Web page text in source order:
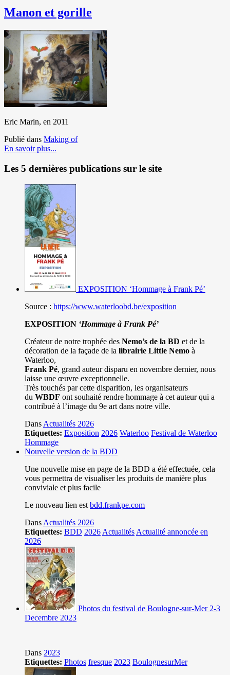
Manon et gorille
Eric Marin, en 2011
Publié dans Making of
En savoir plus...
Les 5 dernières publications sur le site
EXPOSITION ‘Hommage à Frank Pé’
Source : https://www.waterloobd.be/exposition
EXPOSITION ‘Hommage à Frank Pé’
Créateur de notre trophée des Nemo’s de la BD et de la
décoration de la façade de la librairie Little Nemo à
Waterloo,
Frank Pé, grand auteur disparu en novembre dernier, nous
laisse une œuvre exceptionnelle.
Très touchés par cette disparition, les organisateurs
du WBDF ont souhaité rendre hommage à cet auteur qui a
contribué à l’image du 9e art dans notre ville.
Dans Actualités 2026
Etiquettes: Exposition 2026 Waterloo Festival de Waterloo
Hommage
Nouvelle version de la BDD
Une nouvelle mise en page de la BDD a été effectuée, cela
vous permettra de visualiser les produits de manière plus
conviviale et plus facile
Le nouveau lien est bdd.frankpe.com
Dans Actualités 2026
Etiquettes: BDD 2026 Actualités Actualité annoncée en
2026
Photos du festival de Boulogne-sur-Mer 2-3
Decembre 2023
Dans 2023
Etiquettes: Photos fresque 2023 BoulognesurMer